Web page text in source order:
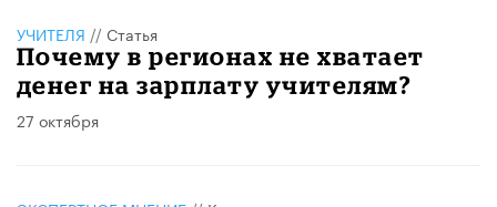
УЧИТЕЛЯ // Статья
Почему в регионах не хватает
денег на зарплату учителям?
27 октября